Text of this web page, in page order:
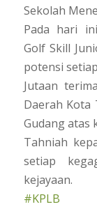
Sekolah
Pada hari
Golf Skill
potensi
Jutaan
Daerah Kota
Gudang atas
Tahniah
setiap
kejayaan.
#KPLB